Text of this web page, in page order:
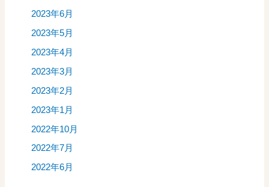
2023年6月
2023年5月
2023年4月
2023年3月
2023年2月
2023年1月
2022年10月
2022年7月
2022年6月